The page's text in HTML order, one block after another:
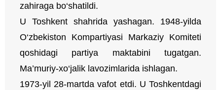
zahiraga bo‘shatildi.
U Toshkent shahrida yashagan. 1948-yilda
O‘zbekiston Kompartiyasi Markaziy Komiteti
qoshidagi partiya maktabini tugatgan.
Ma’muriy-xo‘jalik lavozimlarida ishlagan.
1973-yil 28-martda vafot etdi. U Toshkentdagi